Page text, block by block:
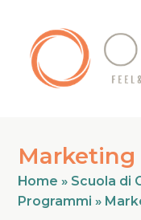
Home » Scuola di
Programmi »